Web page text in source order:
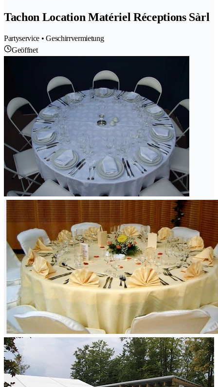
Tachon Location Matériel Réceptions Sàrl
Partyservice • Geschirrvermietung
Geöffnet